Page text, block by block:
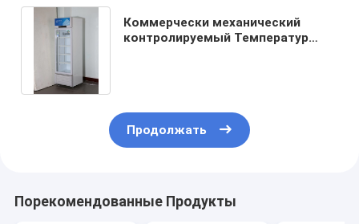
Коммерчески механический
контролируемый Температур
Продолжать
Порекомендованные Продукты